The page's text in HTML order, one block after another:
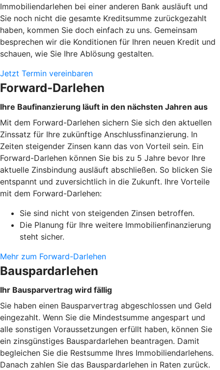
Immobiliendarlehen bei einer anderen Bank ausläuft und
Sie noch nicht die gesamte Kreditsumme zurückgezahlt
haben, kommen Sie doch einfach zu uns. Gemeinsam
besprechen wir die Konditionen für Ihren neuen Kredit und
schauen, wie Sie Ihre Ablösung gestalten.
Jetzt Termin vereinbaren
Forward-Darlehen
Ihre Baufinanzierung läuft in den nächsten Jahren aus
Mit dem Forward-Darlehen sichern Sie sich den aktuellen
Zinssatz für Ihre zukünftige Anschlussfinanzierung. In
Zeiten steigender Zinsen kann das von Vorteil sein. Ein
Forward-Darlehen können Sie bis zu 5 Jahre bevor Ihre
aktuelle Zinsbindung ausläuft abschließen. So blicken Sie
entspannt und zuversichtlich in die Zukunft. Ihre Vorteile
mit dem Forward-Darlehen:
Sie sind nicht von steigenden Zinsen betroffen.
Die Planung für Ihre weitere Immobilienfinanzierung
steht sicher.
Mehr zum Forward-Darlehen
Bauspardarlehen
Ihr Bausparvertrag wird fällig
Sie haben einen Bausparvertrag abgeschlossen und Geld
eingezahlt. Wenn Sie die Mindestsumme angespart und
alle sonstigen Voraussetzungen erfüllt haben, können Sie
ein zinsgünstiges Bauspardarlehen beantragen. Damit
begleichen Sie die Restsumme Ihres Immobiliendarlehens.
Danach zahlen Sie das Bauspardarlehen in Raten zurück.